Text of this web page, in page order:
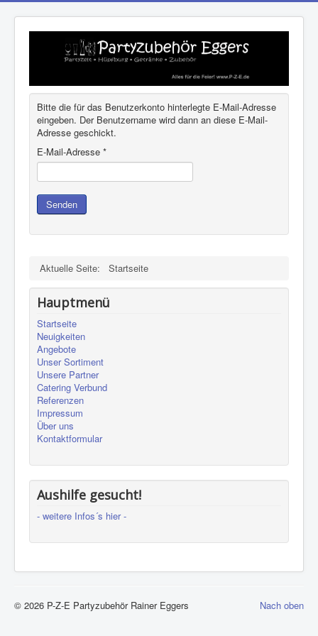
Bitte die für das Benutzerkonto hinterlegte E-Mail-Adresse
eingeben. Der Benutzername wird dann an diese E-Mail-
Adresse geschickt.
E-Mail-Adresse *
Senden
Aktuelle Seite: Startseite
Hauptmenü
Startseite
Neuigkeiten
Angebote
Unser Sortiment
Unsere Partner
Catering Verbund
Referenzen
Impressum
Über uns
Kontaktformular
Aushilfe gesucht!
- weitere Infos´s hier -
Nach oben
© 2026 P-Z-E Partyzubehör Rainer Eggers